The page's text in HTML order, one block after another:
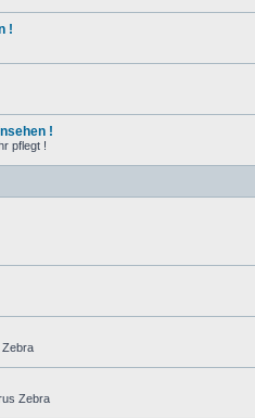
!
!
pflegt !
Zebra
Zebra